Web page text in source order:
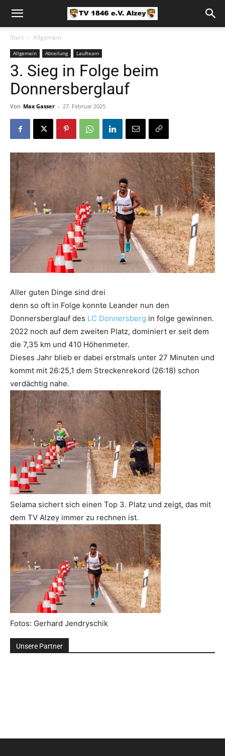
Start Allgemein
Allgemein Abteilung Laufteam
3. Sieg in Folge beim
Donnersberglauf
Von Max Gasser - 27. Februar 2025
Aller guten Dinge sind drei
denn so oft in Folge konnte Leander nun den
Donnersberglauf des LC Donnersberg in folge gewinnen.
2022 noch auf dem zweiten Platz, dominiert er seit dem
die 7,35 km und 410 Höhenmeter.
Dieses Jahr blieb er dabei erstmals unter 27 Minuten und
kommt mit 26:25,1 dem Streckenrekord (26:18) schon
verdächtig nahe.
Selama sichert sich einen Top 3. Platz und zeigt, das mit
dem TV Alzey immer zu rechnen ist.
Fotos: Gerhard Jendryschik
Unsere Partner